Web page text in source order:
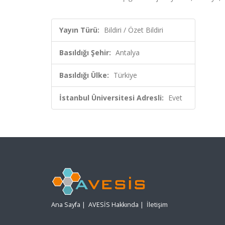
Yayın Türü: Bildiri / Özet Bildiri
Basıldığı Şehir: Antalya
Basıldığı Ülke: Türkiye
İstanbul Üniversitesi Adresli: Evet
Ana Sayfa | AVESİS Hakkında | İletişim